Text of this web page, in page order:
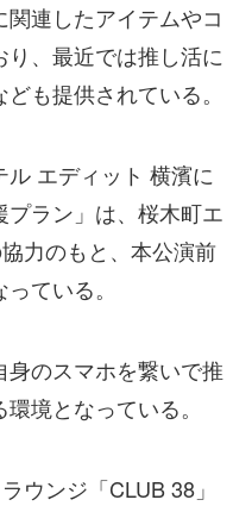
連したアイテムやコ
、最近では推し活に
も提供されている。
エディット 横濱に
ラン」は、桜木町エ
力のもと、本公演前
ている。
のスマホを繋いで推
境となっている。
ウンジ「CLUB 38」